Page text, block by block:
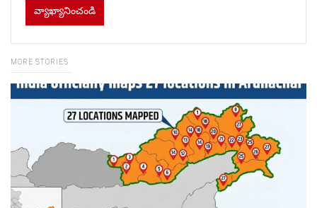
MORE STORIES